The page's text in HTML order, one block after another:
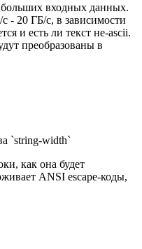
входных данных.
- 20 ГБ/с, в зависимости
и есть ли текст не-ascii.
преобразованы в
`string-width`
как она будет
ANSI escape-коды,